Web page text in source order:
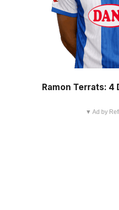
Ramon Terrats: 4
▼ Ad by